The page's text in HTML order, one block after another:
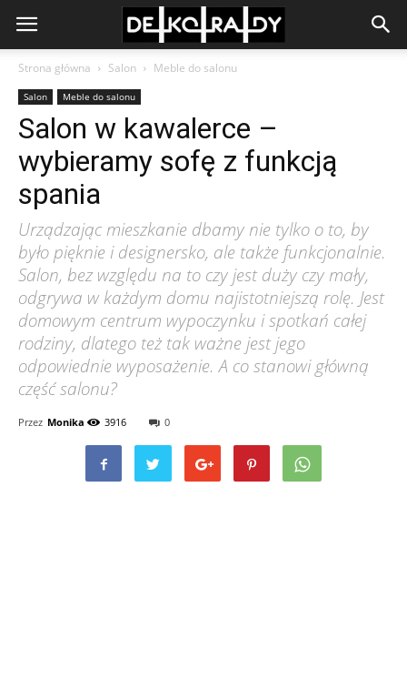
Strona główna Salon Meble do salonu
Salon Meble do salonu
Salon w kawalerce –
wybieramy sofę z funkcją
spania
Urządzając mieszkanie dbamy nie tylko o to, by
było pięknie i designersko, ale także funkcjonalnie.
Salon, bez względu na to czy jest duży czy mały,
odgrywa w każdym domu najistotniejszą rolę. Jest
domowym centrum wypoczynku i spotkań całej
rodziny, dlatego też tak ważne jest jego
odpowiednie wyposażenie. A co stanowi główną
część salonu?
Przez Monika 3916 0